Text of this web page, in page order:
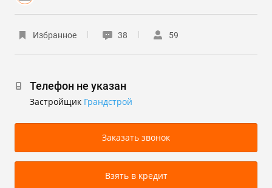
Избранное 38 59
Телефон не указан
Застройщик Грандстрой
Заказать звонок
Взять в кредит